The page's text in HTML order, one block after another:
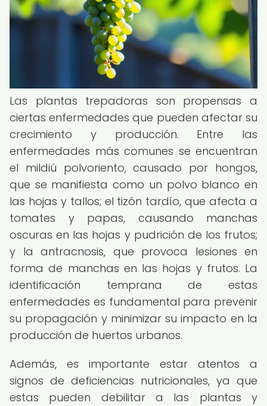
Las plantas trepadoras son propensas a
ciertas enfermedades que pueden afectar su
crecimiento y producción. Entre las
enfermedades más comunes se encuentran
el mildiú polvoriento, causado por hongos,
que se manifiesta como un polvo blanco en
las hojas y tallos; el tizón tardío, que afecta a
tomates y papas, causando manchas
oscuras en las hojas y pudrición de los frutos;
y la antracnosis, que provoca lesiones en
forma de manchas en las hojas y frutos. La
identificación temprana de estas
enfermedades es fundamental para prevenir
su propagación y minimizar su impacto en la
producción de huertos urbanos.
Además, es importante estar atentos a
signos de deficiencias nutricionales, ya que
estas pueden debilitar a las plantas y